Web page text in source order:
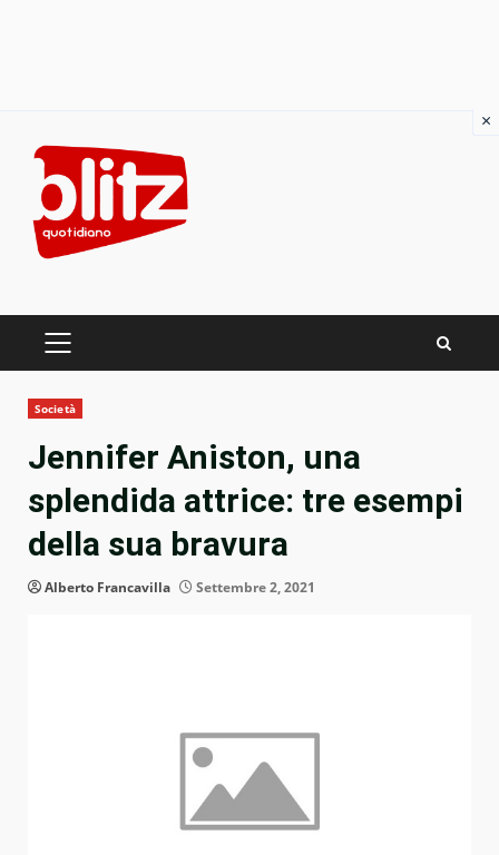
content
PRIMARY
Società
Jennifer Aniston, una
splendida attrice: tre esempi
della sua bravura
Alberto Francavilla Settembre 2, 2021
×